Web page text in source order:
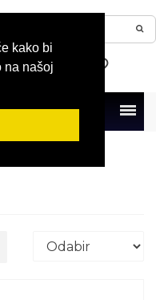
kako bi
na našoj